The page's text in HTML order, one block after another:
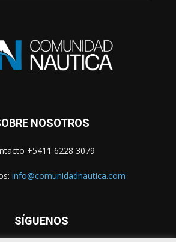
NOSOTROS
+5411 6228 3079
info@comunidadnautica.com
SÍGUENOS